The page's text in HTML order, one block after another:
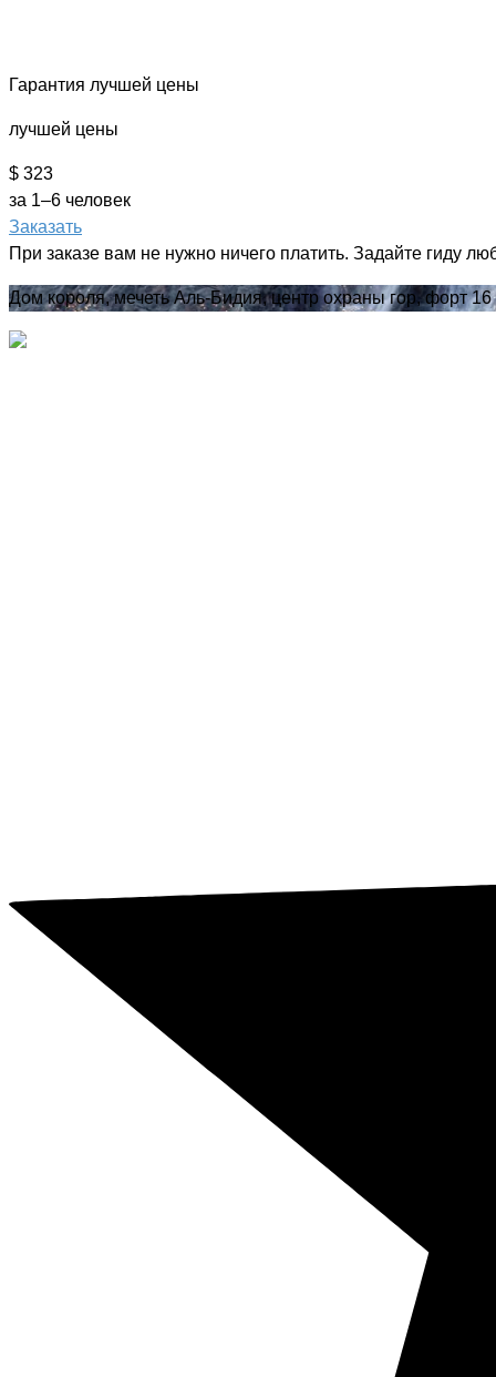
Гарантия лучшей цены
лучшей цены
$ 323
за 1–6 человек
Заказать
При заказе вам не нужно ничего платить. Задайте гиду
Дом короля, мечеть Аль-Бидия, центр охраны гор, форт